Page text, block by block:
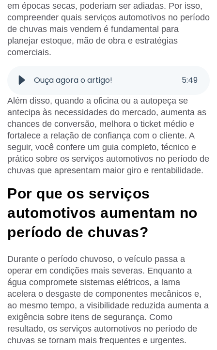
em épocas secas, poderiam ser adiadas. Por isso,
compreender quais serviços automotivos no período
de chuvas mais vendem é fundamental para
planejar estoque, mão de obra e estratégias
comerciais.
Ouça agora o artigo! 5:49
Além disso, quando a oficina ou a autopeça se
antecipa às necessidades do mercado, aumenta as
chances de conversão, melhora o ticket médio e
fortalece a relação de confiança com o cliente. A
seguir, você confere um guia completo, técnico e
prático sobre os serviços automotivos no período de
chuvas que apresentam maior giro e rentabilidade.
Por que os serviços
automotivos aumentam no
período de chuvas?
Durante o período chuvoso, o veículo passa a
operar em condições mais severas. Enquanto a
água compromete sistemas elétricos, a lama
acelera o desgaste de componentes mecânicos e,
ao mesmo tempo, a visibilidade reduzida aumenta a
exigência sobre itens de segurança. Como
resultado, os serviços automotivos no período de
chuvas se tornam mais frequentes e urgentes.